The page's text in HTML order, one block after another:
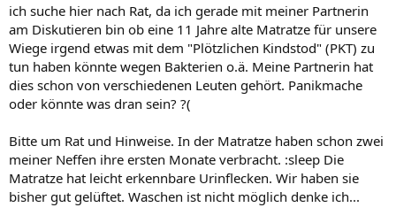
ich suche hier nach Rat, da ich gerade mit meiner Partnerin
am Diskutieren bin ob eine 11 Jahre alte Matratze für unsere
Wiege irgend etwas mit dem "Plötzlichen Kindstod" (PKT) zu
tun haben könnte wegen Bakterien o.ä. Meine Partnerin hat
dies schon von verschiedenen Leuten gehört. Panikmache
oder könnte was dran sein? ?(
Bitte um Rat und Hinweise. In der Matratze haben schon zwei
meiner Neffen ihre ersten Monate verbracht. :sleep Die
Matratze hat leicht erkennbare Urinflecken. Wir haben sie
bisher gut gelüftet. Waschen ist nicht möglich denke ich...